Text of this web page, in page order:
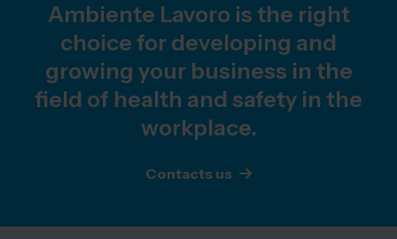
Ambiente Lavoro is the right
choice for developing and
growing your business in the
field of health and safety in the
workplace.
Contacts us